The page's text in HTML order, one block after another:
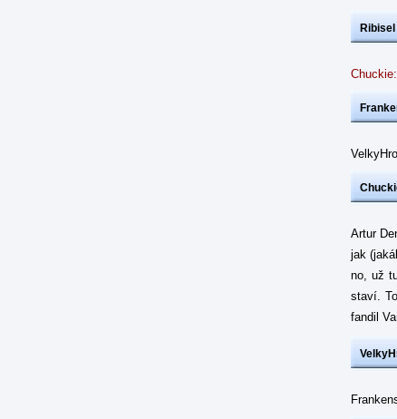
Ribisel
Artur
jak
no, už
staví.
fandil